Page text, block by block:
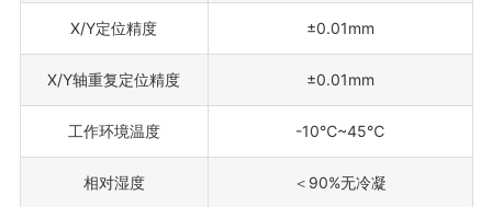
X/Y定位精度 ±0.01mm
X/Y轴重复定位精度 ±0.01mm
工作环境温度 -10℃~45℃
相对湿度 ＜90%无冷凝